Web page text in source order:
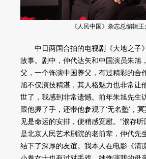
《人民中国》杂志总编辑
中日两国合拍的电视剧《大地之子
故事。剧中，仲代达矢和中国演员朱旭
父，一个饰演中国养父，有过精彩的合
旭不仅演技精湛，其人格魅力也非常让
世了，我感到非常遗憾。前年朱旭先生
跟他握了手，还带他参观了‘无名塾’，
见是命运的安排，便稍感宽慰。”濮存
是北京人民艺术剧院的老前辈，仲代先
结下了深厚的友谊。我本人在电影《清